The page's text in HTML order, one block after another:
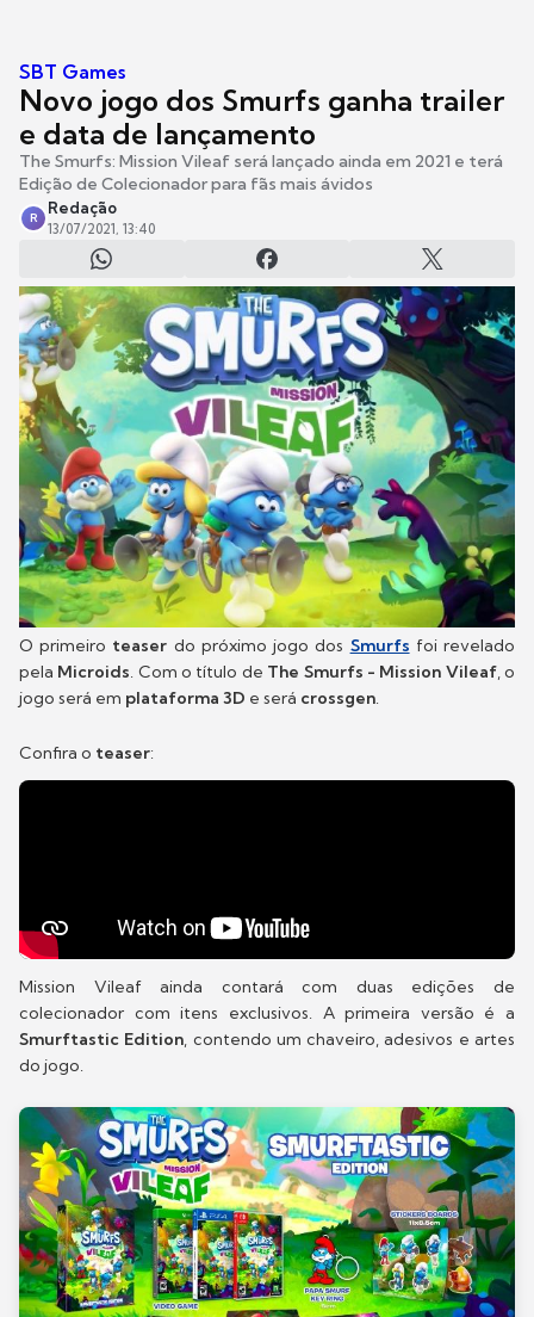
SBT Games
Novo jogo dos Smurfs ganha trailer
e data de lançamento
The Smurfs: Mission Vileaf será lançado ainda em 2021 e terá
Edição de Colecionador para fãs mais ávidos
R
Redação
13/07/2021, 13:40
O primeiro teaser do próximo jogo dos Smurfs foi revelado
pela Microids. Com o título de The Smurfs - Mission Vileaf, o
jogo será em plataforma 3D e será crossgen.
Confira o teaser:
Mission Vileaf ainda contará com duas edições de
colecionador com itens exclusivos. A primeira versão é a
Smurftastic Edition, contendo um chaveiro, adesivos e artes
do jogo.